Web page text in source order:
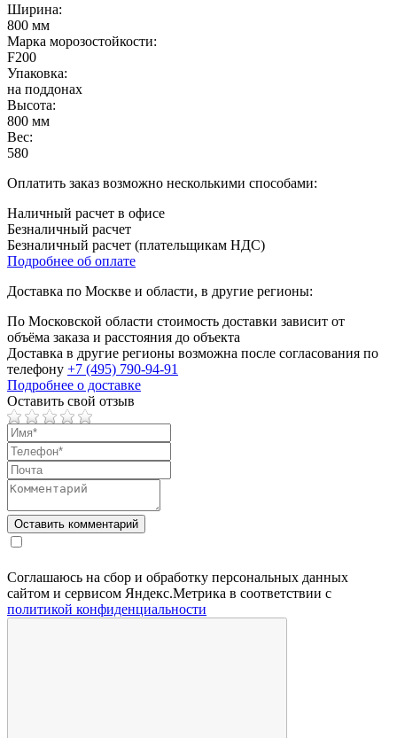
Ширина:
800 мм
Марка морозостойкости:
F200
Упаковка:
на поддонах
Высота:
800 мм
Вес:
580
Оплатить заказ возможно несколькими способами:
Наличный расчет в офисе
Безналичный расчет
Безналичный расчет (плательщикам НДС)
Подробнее об оплате
Доставка по Москве и области, в другие регионы:
По Московской области стоимость доставки зависит от
объёма заказа и расстояния до объекта
Доставка в другие регионы возможна после согласования по
телефону +7 (495) 790-94-91
Подробнее о доставке
Оставить свой отзыв
Соглашаюсь на сбор и обработку персональных данных
сайтом и сервисом Яндекс.Метрика в соответствии с
политикой конфиденциальности